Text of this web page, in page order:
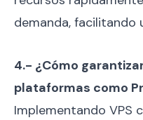
demanda, facilitando
4.- ¿Cómo
plataformas como
Implementando VPS